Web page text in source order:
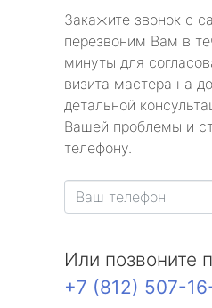
Закажите звонок с
перезвоним Вам в
минуты для
визита мастера на
детальной
Вашей проблемы и
телефону.
Или позвоните
+7 (812) 507-